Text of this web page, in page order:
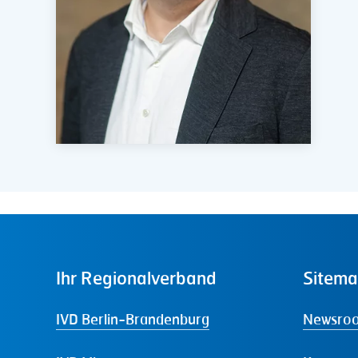
Ihr Regionalverband
IVD Berlin-Brandenburg